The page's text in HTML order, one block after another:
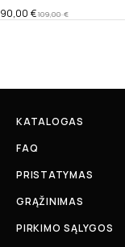
109,00€
90,00 €
KATALOGAS
FAQ
PRISTATYMAS
GRĄŽINIMAS
PIRKIMO SĄLYGOS